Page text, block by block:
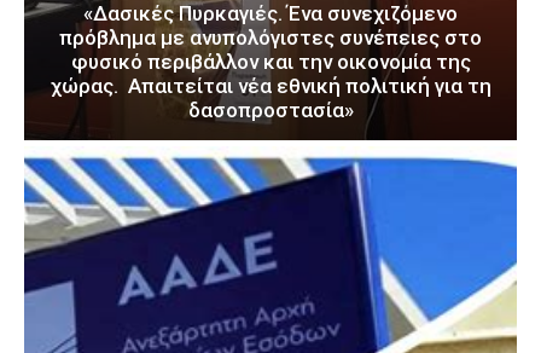
«Δασικές Πυρκαγιές. Ένα συνεχιζόμενο
πρόβλημα με ανυπολόγιστες συνέπειες στο
φυσικό περιβάλλον και την οικονομία της
χώρας. Απαιτείται νέα εθνική πολιτική για τη
δασοπροστασία»